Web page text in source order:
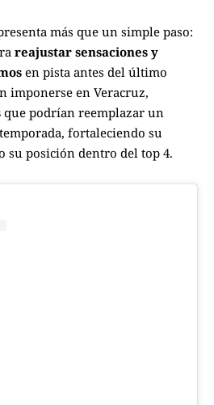
más que un simple paso:
reajustar sensaciones y
en pista antes del último
imponerse en Veracruz,
que podrían reemplazar un
fortaleciendo su
su posición dentro del top 4.